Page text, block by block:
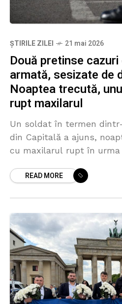
ȘTIRILE ZILEI 21 mai 2026
Două pretinse
armată, sesizate de
Noaptea trecută,
rupt maxilarul
Un soldat în termen
din Capitală a ajuns,
cu maxilarul rupt în urma
jurnaliștilor
READ MORE